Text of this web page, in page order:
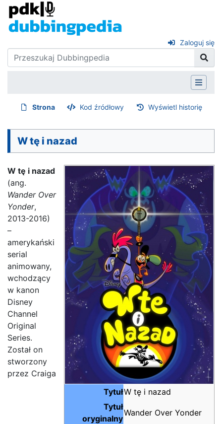
Zaloguj się
Strona Kod źródłowy Wyświetl historię
W tę i nazad
TytułW tę i nazad
Tytuł
oryginalny
Wander Over Yonder
W tę i nazad
(ang.
Wander Over
Yonder,
2013-2016)
–
amerykański
serial
animowany,
wchodzący
w kanon
Disney
Channel
Original
Series.
Został on
stworzony
przez Craiga